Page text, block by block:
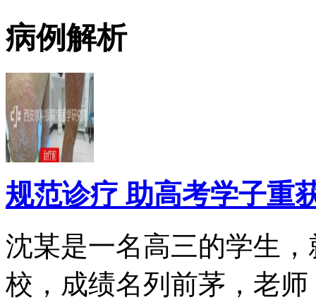
病例解析
规范诊疗 助高考学子重
沈某是一名高三的学生
校，成绩名列前茅，老师